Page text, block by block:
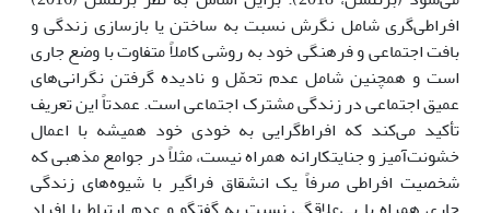
افراطی‌گری شامل نگرش نسبت به ساختن یا بازسازی زندگی و
بافت اجتماعی و فرهنگی خود به روشی کاملاً متفاوت با وضع جاری
است و همچنین شامل عدم تحمّل و نادیده گرفتن نگرانی‌های
عمیق اجتماعی در زندگی مشترک اجتماعی است. عمدتاً این تعریف
تأکید می‌کند که افراط‌گرایی به خودی خود همیشه با اعمال
خشونت‌آمیز و جنایتکارانه همراه نیست، مثلاً در جوامع مذهبی که
شخصیت افراطی صرفاً یک انشقاق فراگیر با شیوه‌های زندگی